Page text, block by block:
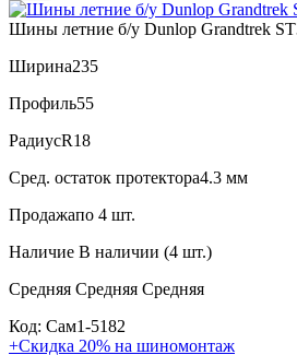
Шины летние б/у Dunlop Grandtrek
Ширина235
Профиль55
РадиусR18
Сред. остаток протектора4.3 мм
Продажапо 4 шт.
Наличие В наличии (4 шт.)
Средняя Средняя Средняя
Код: Сам1-5182
+Скидка 20% на шиномонтаж